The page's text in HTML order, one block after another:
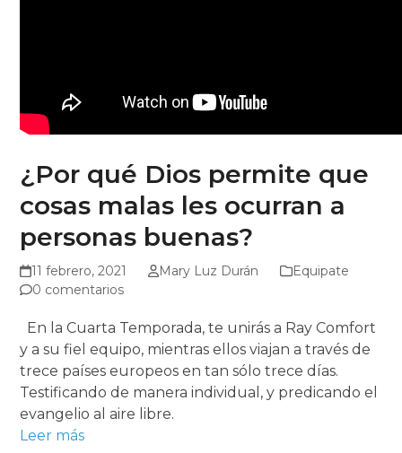
¿Por qué Dios permite que
cosas malas les ocurran a
personas buenas?
11 febrero, 2021 Mary Luz Durán
Equipate
0 comentarios
En la Cuarta Temporada, te unirás a Ray Comfort
y a su fiel equipo, mientras ellos viajan a través de
trece países europeos en tan sólo trece días.
Testificando de manera individual, y predicando el
evangelio al aire libre.
Leer más